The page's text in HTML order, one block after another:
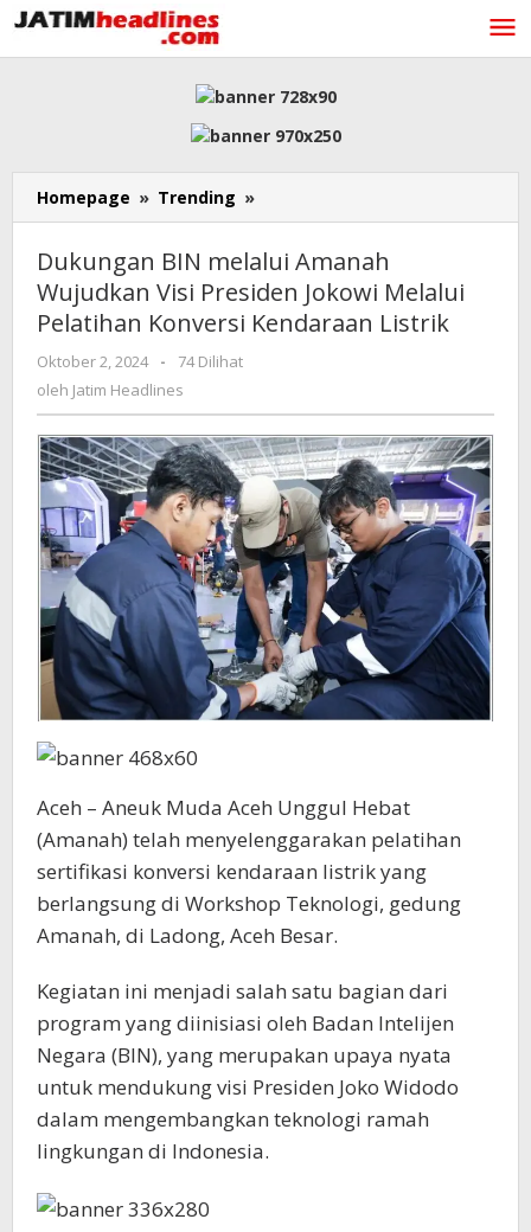
Lewati
ke
konten
Homepage » Trending »
BIN
Amanah
Wujudkan
Visi
Pelatihan
Konversi
Kendaraan
Listrik
Dukungan BIN melalui Amanah
Wujudkan Visi Presiden Jokowi Melalui
Pelatihan Konversi Kendaraan Listrik
Oktober 2, 2024
oleh
-
74 Dilihat
oleh Jatim Headlines
Aceh – Aneuk Muda Aceh Unggul Hebat
(Amanah) telah menyelenggarakan pelatihan
sertifikasi konversi kendaraan listrik yang
berlangsung di Workshop Teknologi, gedung
Amanah, di Ladong, Aceh Besar.
Kegiatan ini menjadi salah satu bagian dari
program yang diinisiasi oleh Badan Intelijen
Negara (BIN), yang merupakan upaya nyata
untuk mendukung visi Presiden Joko Widodo
dalam mengembangkan teknologi ramah
lingkungan di Indonesia.